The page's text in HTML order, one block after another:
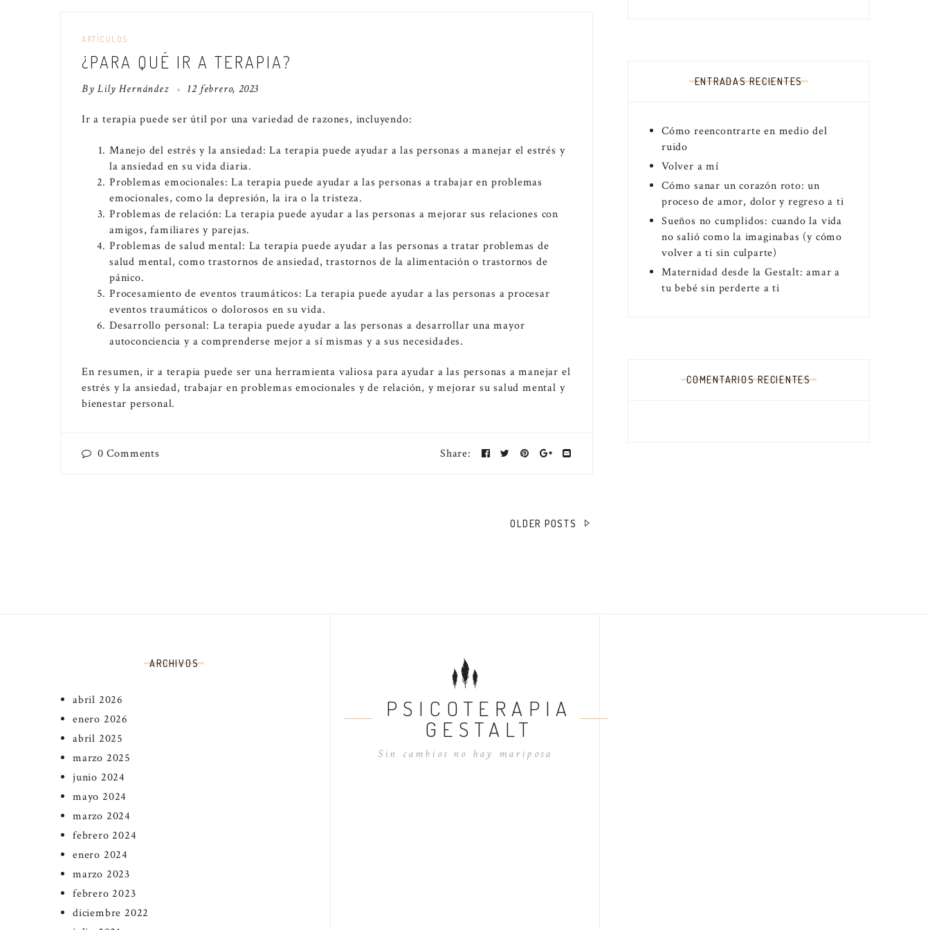
ARTÍCULOS
¿PARA QUÉ IR A TERAPIA?
ByLily Hernández 12 febrero, 2023
Ir a terapia puede ser útil por una variedad de razones, incluyendo:
Manejo del estrés y la ansiedad: La terapia puede ayudar a las personas a manejar el estrés y
la ansiedad en su vida diaria.
Problemas emocionales: La terapia puede ayudar a las personas a trabajar en problemas
emocionales, como la depresión, la ira o la tristeza.
Problemas de relación: La terapia puede ayudar a las personas a mejorar sus relaciones con
amigos, familiares y parejas.
Problemas de salud mental: La terapia puede ayudar a las personas a tratar problemas de
salud mental, como trastornos de ansiedad, trastornos de la alimentación o trastornos de
pánico.
Procesamiento de eventos traumáticos: La terapia puede ayudar a las personas a procesar
eventos traumáticos o dolorosos en su vida.
Desarrollo personal: La terapia puede ayudar a las personas a desarrollar una mayor
autoconciencia y a comprenderse mejor a sí mismas y a sus necesidades.
En resumen, ir a terapia puede ser una herramienta valiosa para ayudar a las personas a manejar el
estrés y la ansiedad, trabajar en problemas emocionales y de relación, y mejorar su salud mental y
bienestar personal.
0Comments Share:
OLDER POSTS
ENTRADAS RECIENTES
Cómo reencontrarte en medio del
ruido
Volver a mí
Cómo sanar un corazón roto: un
proceso de amor, dolor y regreso a ti
Sueños no cumplidos: cuando la vida
no salió como la imaginabas (y cómo
volver a ti sin culparte)
Maternidad desde la Gestalt: amar a
tu bebé sin perderte a ti
COMENTARIOS RECIENTES
ARCHIVOS
abril 2026
enero 2026
abril 2025
marzo 2025
junio 2024
mayo 2024
marzo 2024
febrero 2024
enero 2024
marzo 2023
febrero 2023
diciembre 2022
PSICOTERAPIA
GESTALT
Sin cambios no hay mariposa